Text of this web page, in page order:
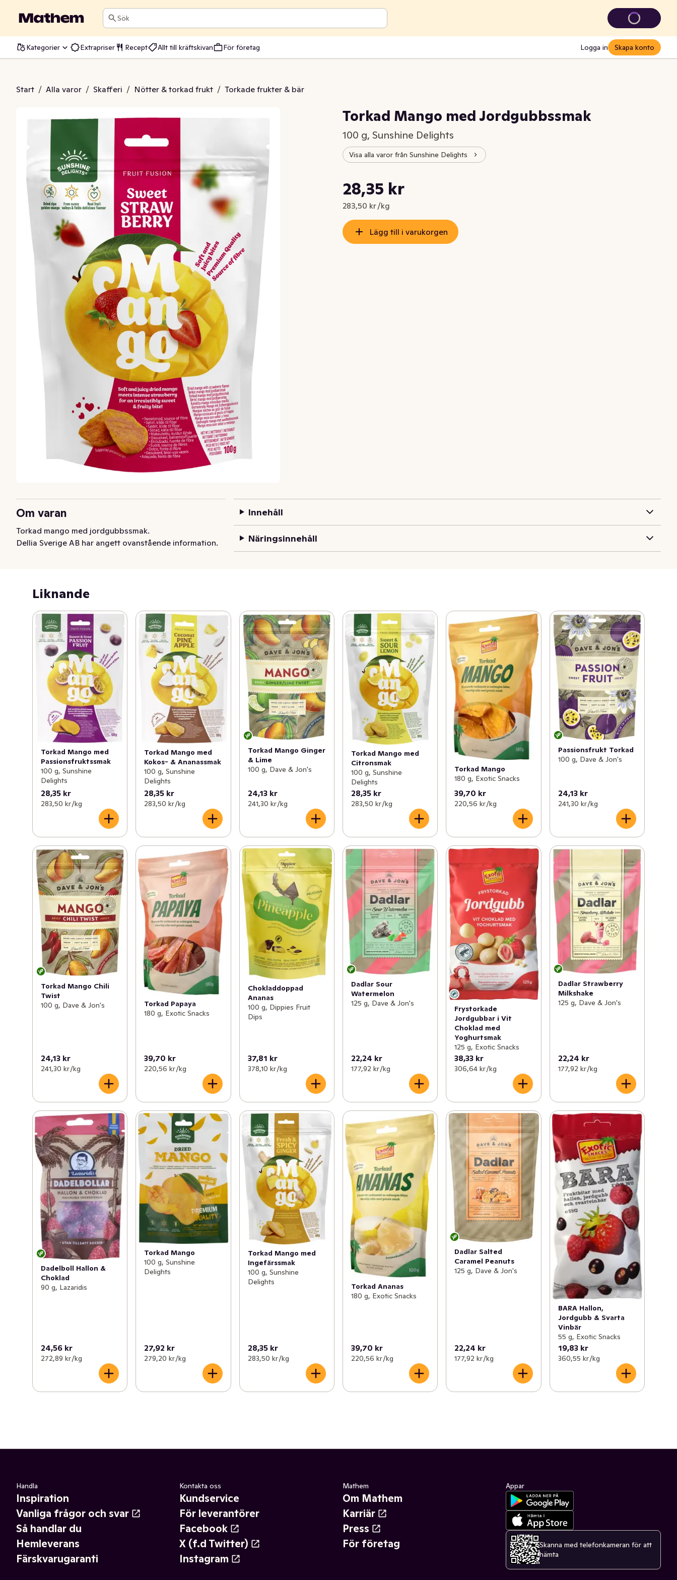
Sök
Kategorier Extrapriser Recept Allt till kräftskivan För företag Logga in Skapa konto
Start / Alla varor / Skafferi / Nötter & torkad frukt / Torkade frukter & bär
med Jordgubbssmak
Torkad Mango med Jordgubbssmak
100 g, Sunshine Delights
Visa alla varor från Sunshine Delights
Nuvarande pris är: 28,35 kr
28,35 kr
283,50 kr /kg
Styckpris: 283,50 kr /kg
Lägg till i varukorgen
Om varan
Torkad mango med jordgubbssmak.
Dellia Sverige AB har angett ovanstående information.
Innehåll
Näringsinnehåll
Liknande
Torkad Mango med
Passionsfruktssmak
100 g, Sunshine
Delights
28,35 kr
283,50 kr /kg
Torkad Mango med
Kokos- & Ananassmak
100 g, Sunshine
Delights
28,35 kr
283,50 kr /kg
Torkad Mango Ginger
& Lime
100 g, Dave & Jon's
24,13 kr
241,30 kr /kg
Torkad Mango med
Citronsmak
100 g, Sunshine
Delights
28,35 kr
283,50 kr /kg
Torkad Mango
180 g, Exotic Snacks
39,70 kr
220,56 kr /kg
Passionsfrukt Torkad
100 g, Dave & Jon's
24,13 kr
241,30 kr /kg
Torkad Mango Chili
Twist
100 g, Dave & Jon's
24,13 kr
241,30 kr /kg
Torkad Papaya
180 g, Exotic Snacks
39,70 kr
220,56 kr /kg
Chokladdoppad
Ananas
100 g, Dippies Fruit
Dips
37,81 kr
378,10 kr /kg
Dadlar Sour
Watermelon
125 g, Dave & Jon's
22,24 kr
177,92 kr /kg
Frystorkade
Jordgubbar i Vit
Choklad med
Yoghurtsmak
125 g, Exotic Snacks
38,33 kr
306,64 kr /kg
Dadlar Strawberry
Milkshake
125 g, Dave & Jon's
22,24 kr
177,92 kr /kg
Dadelboll Hallon &
Choklad
90 g, Lazaridis
24,56 kr
272,89 kr /kg
Torkad Mango
100 g, Sunshine
Delights
27,92 kr
279,20 kr /kg
Torkad Mango med
Ingefärssmak
100 g, Sunshine
Delights
28,35 kr
283,50 kr /kg
Torkad Ananas
180 g, Exotic Snacks
39,70 kr
220,56 kr /kg
Dadlar Salted
Caramel Peanuts
125 g, Dave & Jon's
22,24 kr
177,92 kr /kg
BARA Hallon,
Jordgubb & Svarta
Vinbär
55 g, Exotic Snacks
19,83 kr
360,55 kr /kg
Handla
Inspiration
Vanliga frågor och svar
Så handlar du
Hemleverans
Färskvarugaranti
Kontakta oss
Kundservice
För leverantörer
Facebook
X (f.d Twitter)
Instagram
Mathem
Om Mathem
Karriär
Press
För företag
Appar
Skanna med telefonkameran för att
hämta